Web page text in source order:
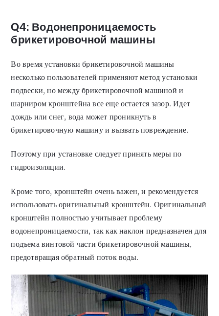
Q4: Водонепроницаемость
брикетировочной машины
Во время установки брикетировочной машины
несколько пользователей применяют метод установки
подвески, но между брикетировочной машиной и
шарниром кронштейна все еще остается зазор. Идет
дождь или снег, вода может проникнуть в
брикетировочную машину и вызвать повреждение.
Поэтому при установке следует принять меры по
гидроизоляции.
Кроме того, кронштейн очень важен, и рекомендуется
использовать оригинальный кронштейн. Оригинальный
кронштейн полностью учитывает проблему
водонепроницаемости, так как наклон предназначен для
подъема винтовой части брикетировочной машины,
предотвращая обратный поток воды.